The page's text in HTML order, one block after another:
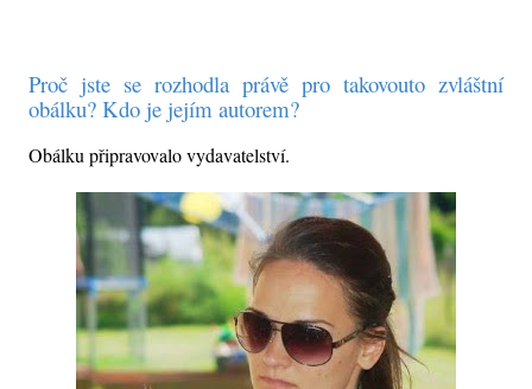
Proč jste se rozhodla právě pro takovouto zvláštní
obálku? Kdo je jejím autorem?
Obálku připravovalo vydavatelství.